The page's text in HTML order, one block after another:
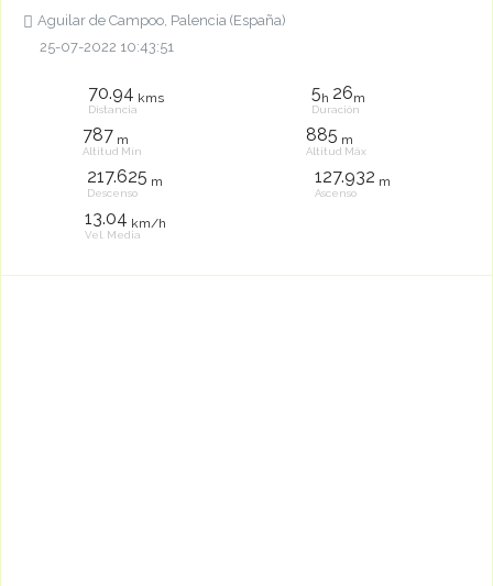
Aguilar de Campoo, Palencia (España)
25-07-2022 10:43:51
70.94 kms
Distancia
5h 26m
Duración
787 m
Altitud Mín
885 m
Altitud Máx
217.625 m
Descenso
127.932 m
Ascenso
13.04 km/h
Vel. Media